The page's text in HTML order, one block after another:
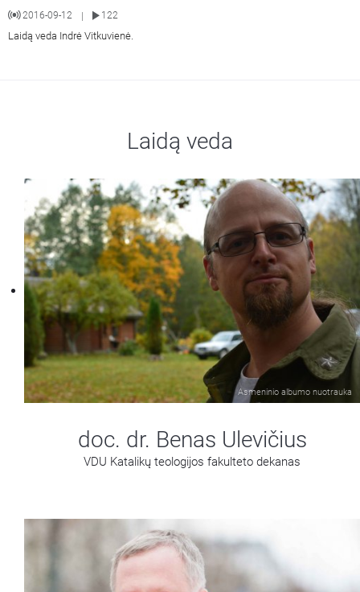
2016-09-12 | 122
Laidą veda Indrė Vitkuvienė.
Laidą veda
Asmeninio albumo nuotrauka
doc. dr. Benas Ulevičius
VDU Katalikų teologijos fakulteto dekanas